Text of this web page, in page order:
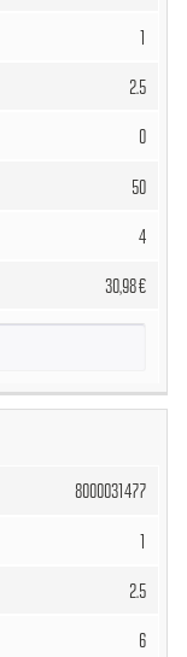
1
2.5
0
50
4
30,98 €
8000031477
1
2.5
6